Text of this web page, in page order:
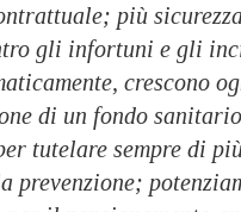
più
gli infortuni e gli
crescono
di un fondo
tutelare sempre di
prevenzione;